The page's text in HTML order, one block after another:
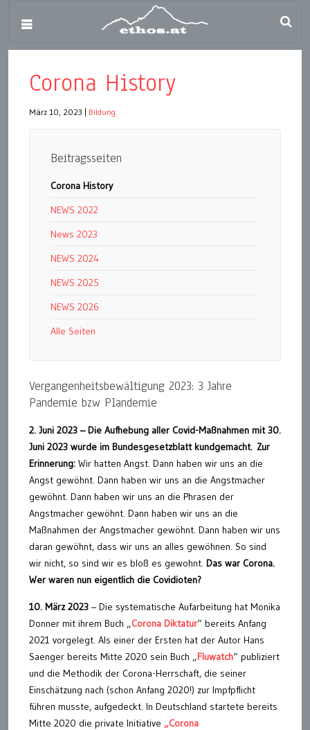
Corona History
März 10, 2023 Bildung
Beitragsseiten
Corona History
NEWS 2022
News 2023
NEWS 2024
NEWS 2025
NEWS 2026
Alle Seiten
Vergangenheitsbewältigung 2023: 3 Jahre
Pandemie bzw Plandemie
2. Juni 2023 – Die Aufhebung aller Covid-Maßnahmen mit 30.
Juni 2023 wurde im Bundesgesetzblatt kundgemacht. Zur
Erinnerung: Wir hatten Angst. Dann haben wir uns an die
Angst gewöhnt. Dann haben wir uns an die Angstmacher
gewöhnt. Dann haben wir uns an die Phrasen der
Angstmacher gewöhnt. Dann haben wir uns an die
Maßnahmen der Angstmacher gewöhnt. Dann haben wir uns
daran gewöhnt, dass wir uns an alles gewöhnen. So sind
wir nicht, so sind wir es bloß es gewohnt. Das war Corona.
Wer waren nun eigentlich die Covidioten?
10. März 2023 – Die systematische Aufarbeitung hat Monika
Donner mit ihrem Buch „Corona Diktatur“ bereits Anfang
2021 vorgelegt. Als einer der Ersten hat der Autor Hans
Saenger bereits Mitte 2020 sein Buch „Fluwatch“ publiziert
und die Methodik der Corona-Herrschaft, die seiner
Einschätzung nach (schon Anfang 2020!) zur Impfpflicht
führen musste, aufgedeckt. In Deutschland startete bereits
Mitte 2020 die private Initiative „Corona